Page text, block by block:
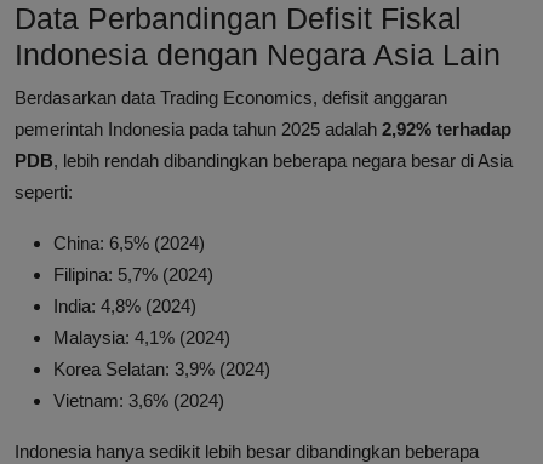
Data Perbandingan Defisit Fiskal
Indonesia dengan Negara Asia Lain
Berdasarkan data Trading Economics, defisit anggaran
pemerintah Indonesia pada tahun 2025 adalah 2,92% terhadap
PDB, lebih rendah dibandingkan beberapa negara besar di Asia
seperti:
China: 6,5% (2024)
Filipina: 5,7% (2024)
India: 4,8% (2024)
Malaysia: 4,1% (2024)
Korea Selatan: 3,9% (2024)
Vietnam: 3,6% (2024)
Indonesia hanya sedikit lebih besar dibandingkan beberapa